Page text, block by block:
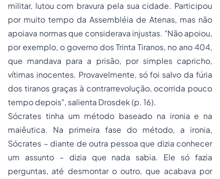
militar, lutou com bravura pela sua cidade. Participou
por muito tempo da Assembléia de Atenas, mas não
apoiava normas que considerava injustas. "Não apoiou,
por exemplo, o governo dos Trinta Tiranos, no ano 404,
que mandava para a prisão, por simples capricho,
vítimas inocentes. Provavelmente, só foi salvo da fúria
dos tiranos graças à contrarrevolução, ocorrida pouco
tempo depois", salienta Drosdek (p. 16).
Sócrates tinha um método baseado na ironia e na
maiêutica. Na primeira fase do método, a ironia,
Sócrates – diante de outra pessoa que dizia conhecer
um assunto – dizia que nada sabia. Ele só fazia
perguntas, até desmontar o outro, que acabava por